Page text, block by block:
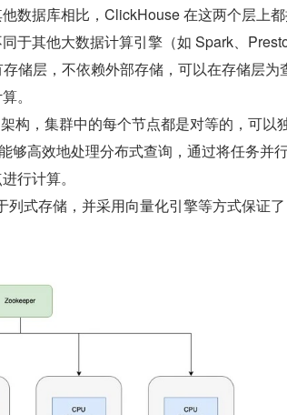
数据库相比，ClickHouse 在这两个层上
于其他大数据计算引擎（如 Spark、
储层，不依赖外部存储，可以在存储层为
。
构，集群中的每个节点都是对等的，可以
够高效地处理分布式查询，通过将任务并
行计算。
式存储，并采用向量化引擎等方式保证